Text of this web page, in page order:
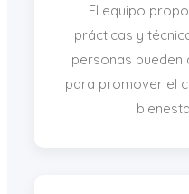
El equipo
prácticas y
personas pueden
para promover el